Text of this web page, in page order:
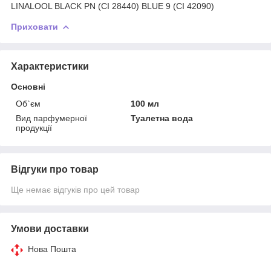
LINALOOL BLACK PN (CI 28440) BLUE 9 (CI 42090)
Приховати
Характеристики
Основні
Об`єм
100 мл
Вид парфумерної
продукції
Туалетна вода
Відгуки про товар
Ще немає відгуків про цей товар
Умови доставки
Нова Пошта